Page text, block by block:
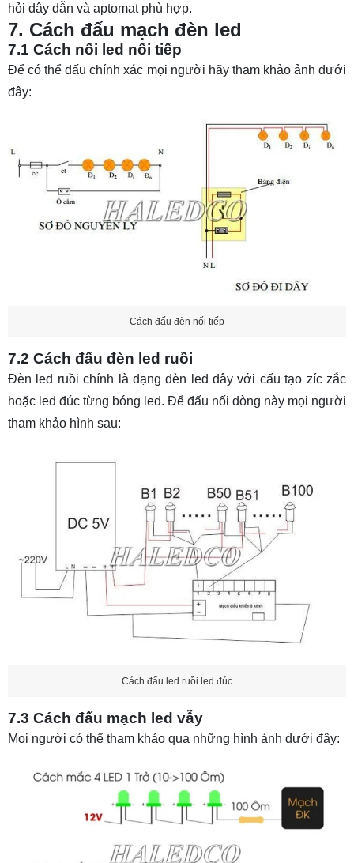
hỏi dây dẫn và aptomat phù hợp.
7. Cách đấu mạch đèn led
7.1 Cách nối led nối tiếp
Để có thể đấu chính xác mọi người hãy tham khảo ảnh dưới
đây:
Cách đấu đèn nối tiếp
7.2 Cách đấu đèn led ruồi
Đèn led ruồi chính là dạng đèn led dây với cấu tạo zíc zắc
hoặc led đúc từng bóng led. Để đấu nối dòng này mọi người
tham khảo hình sau:
Cách đấu led ruồi led đúc
7.3 Cách đấu mạch led vẫy
Mọi người có thể tham khảo qua những hình ảnh dưới đây: